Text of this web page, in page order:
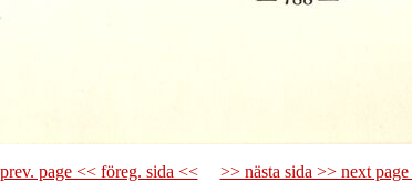
page << föreg. sida << >> nästa sida >> next